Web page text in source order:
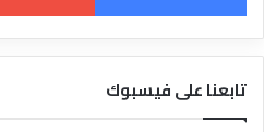
تابعنا على فيسبوك